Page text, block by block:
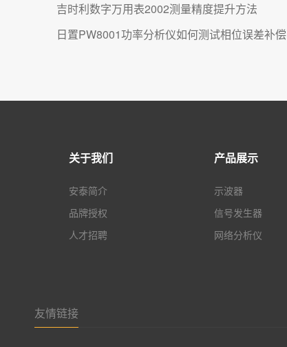
吉时利数字万用表2002测量精度提升方法
日置PW8001功率分析仪如何测试相位误差补偿
关于我们
安泰简介
品牌授权
人才招聘
产品展示
示波器
信号发生器
网络分析仪
友情链接